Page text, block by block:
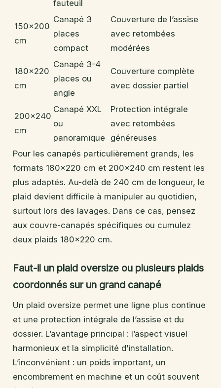
fauteuil
150×200
cm
Canapé 3
places
compact
Couverture de l’assise
avec retombées
modérées
180×220
cm
Canapé 3-4
places ou
angle
Couverture complète
avec dossier partiel
200×240
cm
Canapé XXL
ou
panoramique
Protection intégrale
avec retombées
généreuses
Pour les canapés particulièrement grands, les
formats 180×220 cm et 200×240 cm restent les
plus adaptés. Au-delà de 240 cm de longueur, le
plaid devient difficile à manipuler au quotidien,
surtout lors des lavages. Dans ce cas, pensez
aux couvre-canapés spécifiques ou cumulez
deux plaids 180×220 cm.
Faut-il un plaid oversize ou plusieurs plaids
coordonnés sur un grand canapé
Un plaid oversize permet une ligne plus continue
et une protection intégrale de l’assise et du
dossier. L’avantage principal : l’aspect visuel
harmonieux et la simplicité d’installation.
L’inconvénient : un poids important, un
encombrement en machine et un coût souvent